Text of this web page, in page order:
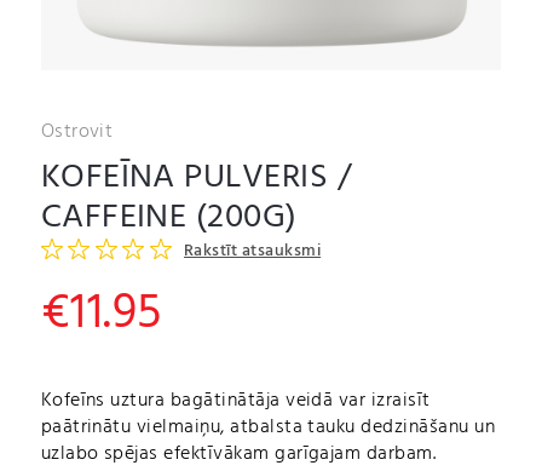
Ostrovit
KOFEĪNA PULVERIS /
CAFFEINE (200G)
Rakstīt atsauksmi
€11.95
Kofeīns uztura bagātinātāja veidā var izraisīt
paātrinātu vielmaiņu, atbalsta tauku dedzināšanu un
uzlabo spējas efektīvākam garīgajam darbam.